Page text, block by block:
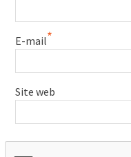
E-mail*
Site web